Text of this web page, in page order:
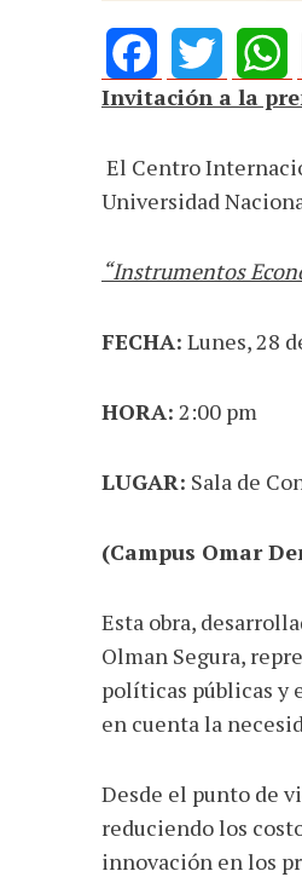
FacebookTwitter
Invitación a la
El Centro
Universidad
“Instrumentos
FECHA: Lunes, 28
HORA: 2:00 pm
LUGAR: Sala de
(Campus Omar
Esta obra,
Olman Segura,
políticas públicas y
en cuenta la
Desde el punto de
reduciendo los
innovación en los